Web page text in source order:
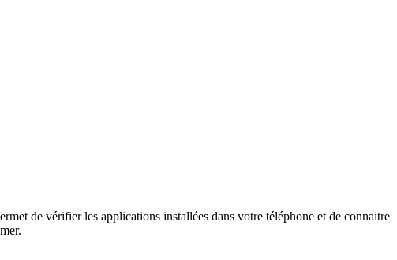
de vérifier les applications installées dans votre téléphone et de connaitre